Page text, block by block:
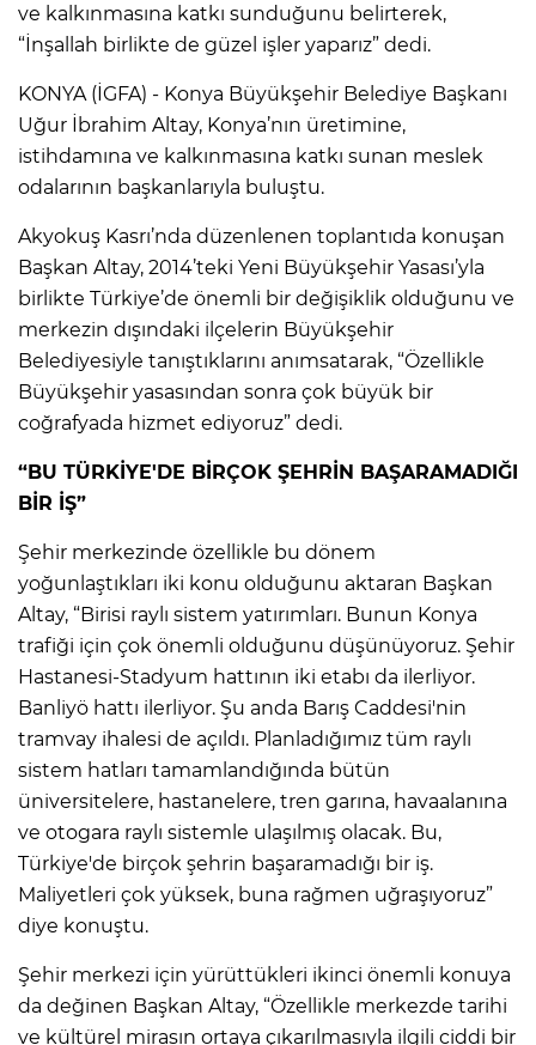
ve kalkınmasına katkı sunduğunu belirterek,
“İnşallah birlikte de güzel işler yaparız” dedi.
KONYA (İGFA) - Konya Büyükşehir Belediye Başkanı
Uğur İbrahim Altay, Konya’nın üretimine,
istihdamına ve kalkınmasına katkı sunan meslek
odalarının başkanlarıyla buluştu.
Akyokuş Kasrı’nda düzenlenen toplantıda konuşan
Başkan Altay, 2014’teki Yeni Büyükşehir Yasası’yla
birlikte Türkiye’de önemli bir değişiklik olduğunu ve
merkezin dışındaki ilçelerin Büyükşehir
Belediyesiyle tanıştıklarını anımsatarak, “Özellikle
Büyükşehir yasasından sonra çok büyük bir
coğrafyada hizmet ediyoruz” dedi.
“BU TÜRKİYE'DE BİRÇOK ŞEHRİN BAŞARAMADIĞI
BİR İŞ”
Şehir merkezinde özellikle bu dönem
yoğunlaştıkları iki konu olduğunu aktaran Başkan
Altay, “Birisi raylı sistem yatırımları. Bunun Konya
trafiği için çok önemli olduğunu düşünüyoruz. Şehir
Hastanesi-Stadyum hattının iki etabı da ilerliyor.
Banliyö hattı ilerliyor. Şu anda Barış Caddesi'nin
tramvay ihalesi de açıldı. Planladığımız tüm raylı
sistem hatları tamamlandığında bütün
üniversitelere, hastanelere, tren garına, havaalanına
ve otogara raylı sistemle ulaşılmış olacak. Bu,
Türkiye'de birçok şehrin başaramadığı bir iş.
Maliyetleri çok yüksek, buna rağmen uğraşıyoruz”
diye konuştu.
Şehir merkezi için yürüttükleri ikinci önemli konuya
da değinen Başkan Altay, “Özellikle merkezde tarihi
ve kültürel mirasın ortaya çıkarılmasıyla ilgili ciddi bir